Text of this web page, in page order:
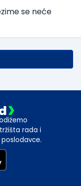
se neće
rada i